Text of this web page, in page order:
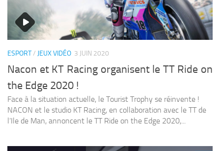
ESPORT/ JEUX VIDÉO 3 JUIN 2020
Nacon et KT Racing organisent le TT Ride on
the Edge 2020 !
Face à la situation actuelle, le Tourist Trophy se réinvente !
NACON et le studio KT Racing, en collaboration avec le TT de
l’Ile de Man, annoncent le TT Ride on the Edge 2020,...